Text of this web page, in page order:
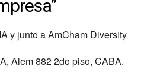
y junto a AmCham Diversity
Alem 882 2do piso, CABA.